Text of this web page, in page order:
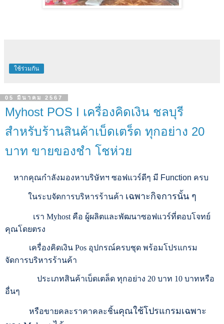
ใช้ร่วมกัน
05 มีนาคม 2567
Myhost POS I เครื่องคิดเงิน ชลบุรี
สำหรับร้านสินค้าเบ็ดเตร็ด ทุกอย่าง 20
บาท ขายของชำ โชห่วย
หากคุณกำลังมองหาบริษัทฯ ซอฟแวร์ดีๆ มี Function ครบ
ในระบจัดการบริหารร้านค้า เฉพาะกิจการนั้น ๆ
เรา Myhost คือ ผู้ผลิตและพัฒนาซอฟแวร์ที่ตอบโจทย์
คุณโดยตรง
เครื่องคิดเงิน Pos อุปกรณ์ครบชุด พร้อมโปรแกรม
จัดการบริหารร้านค้า
ประเภทสินค้าเบ็ดเตล็ด ทุกอย่าง 20 บาท 10 บาทหรือ
อื่นๆ
หรือขายคละราคาคละชิ้นคุณใช้โปรแกรมเฉพาะ